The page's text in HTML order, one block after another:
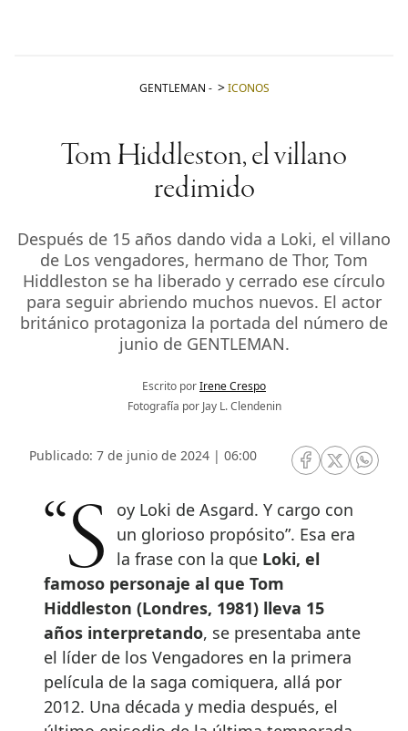
GENTLEMAN - ICONOS
Tom Hiddleston, el villano
redimido
Después de 15 años dando vida a Loki, el villano
de Los vengadores, hermano de Thor, Tom
Hiddleston se ha liberado y cerrado ese círculo
para seguir abriendo muchos nuevos. El actor
británico protagoniza la portada del número de
junio de GENTLEMAN.
Escrito porIrene Crespo
Fotografía por Jay L. Clendenin
Publicado: 7 de junio de 2024 | 06:00
RRSS Facebook
RRSSRRSS
“Soy Loki de Asgard. Y cargo con
un glorioso propósito”. Esa era
la frase con la que Loki, el
famoso personaje al que Tom
Hiddleston (Londres, 1981) lleva 15
años interpretando, se presentaba ante
el líder de los Vengadores en la primera
película de la saga comiquera, allá por
2012. Una década y media después, el